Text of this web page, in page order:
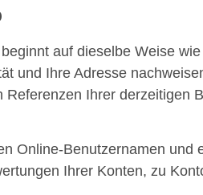
auf dieselbe Weise
und Ihre Adresse
Ihrer derzeitigen
Online-Benutzernamen und
Ihrer Konten, zu